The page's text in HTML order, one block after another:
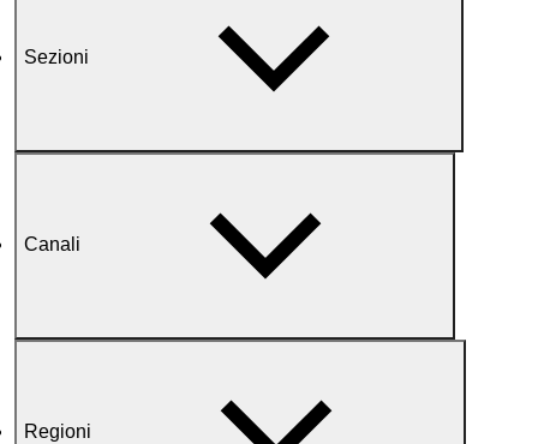
Sezioni
Canali
Regioni